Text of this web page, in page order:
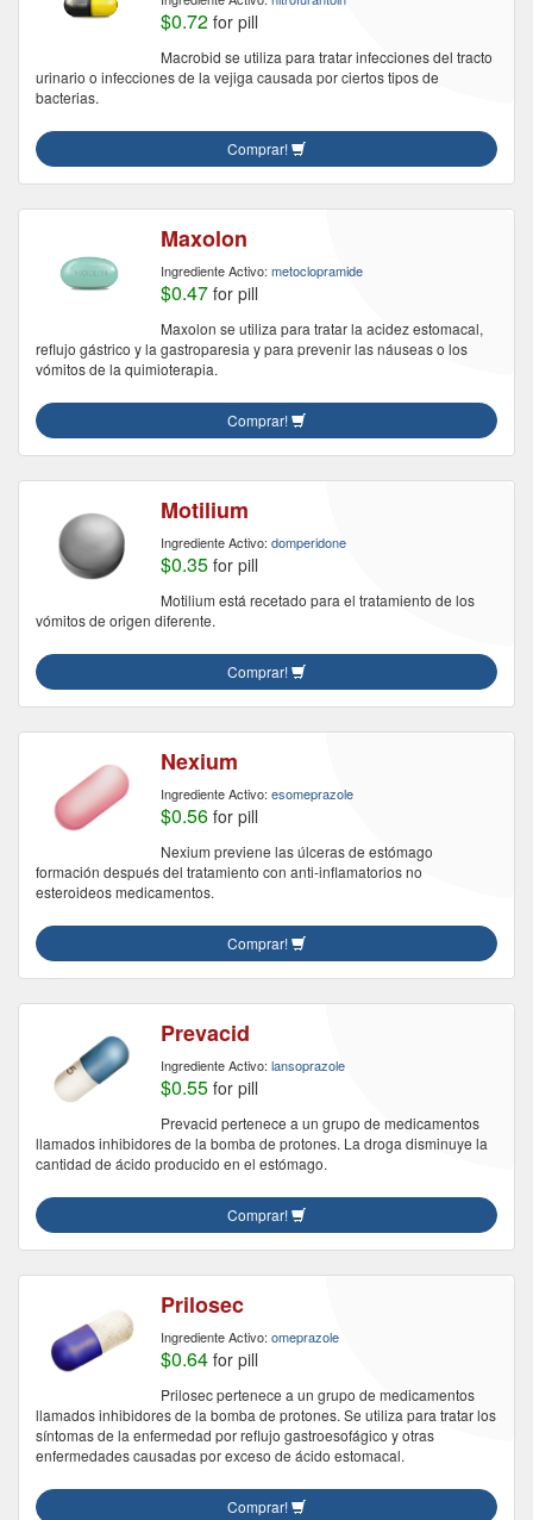
$0.72 for pill
Macrobid se utiliza para tratar infecciones del tracto
urinario o infecciones de la vejiga causada por ciertos tipos de
bacterias.
Comprar!
Maxolon
Ingrediente Activo: metoclopramide
$0.47 for pill
Maxolon se utiliza para tratar la acidez estomacal,
reflujo gástrico y la gastroparesia y para prevenir las náuseas o los
vómitos de la quimioterapia.
Comprar!
Motilium
Ingrediente Activo: domperidone
$0.35 for pill
Motilium está recetado para el tratamiento de los
vómitos de origen diferente.
Comprar!
Nexium
Ingrediente Activo: esomeprazole
$0.56 for pill
Nexium previene las úlceras de estómago
formación después del tratamiento con anti-inflamatorios no
esteroideos medicamentos.
Comprar!
Prevacid
Ingrediente Activo: lansoprazole
$0.55 for pill
Prevacid pertenece a un grupo de medicamentos
llamados inhibidores de la bomba de protones. La droga disminuye la
cantidad de ácido producido en el estómago.
Comprar!
Prilosec
Ingrediente Activo: omeprazole
$0.64 for pill
Prilosec pertenece a un grupo de medicamentos
llamados inhibidores de la bomba de protones. Se utiliza para tratar los
síntomas de la enfermedad por reflujo gastroesofágico y otras
enfermedades causadas por exceso de ácido estomacal.
Comprar!